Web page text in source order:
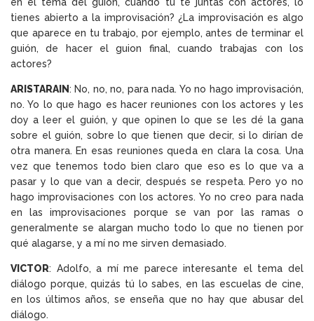
tienes abierto a la improvisación? ¿La improvisación es algo
que aparece en tu trabajo, por ejemplo, antes de terminar el
guión, de hacer el guion final, cuando trabajas con los
actores?
ARISTARAIN: No, no, no, para nada. Yo no hago improvisación,
no. Yo lo que hago es hacer reuniones con los actores y les
doy a leer el guión, y que opinen lo que se les dé la gana
sobre el guión, sobre lo que tienen que decir, si lo dirían de
otra manera. En esas reuniones queda en clara la cosa. Una
vez que tenemos todo bien claro que eso es lo que va a
pasar y lo que van a decir, después se respeta. Pero yo no
hago improvisaciones con los actores. Yo no creo para nada
en las improvisaciones porque se van por las ramas o
generalmente se alargan mucho todo lo que no tienen por
qué alagarse, y a mí no me sirven demasiado.
VICTOR: Adolfo, a mí me parece interesante el tema del
diálogo porque, quizás tú lo sabes, en las escuelas de cine,
en los últimos años, se enseña que no hay que abusar del
diálogo.